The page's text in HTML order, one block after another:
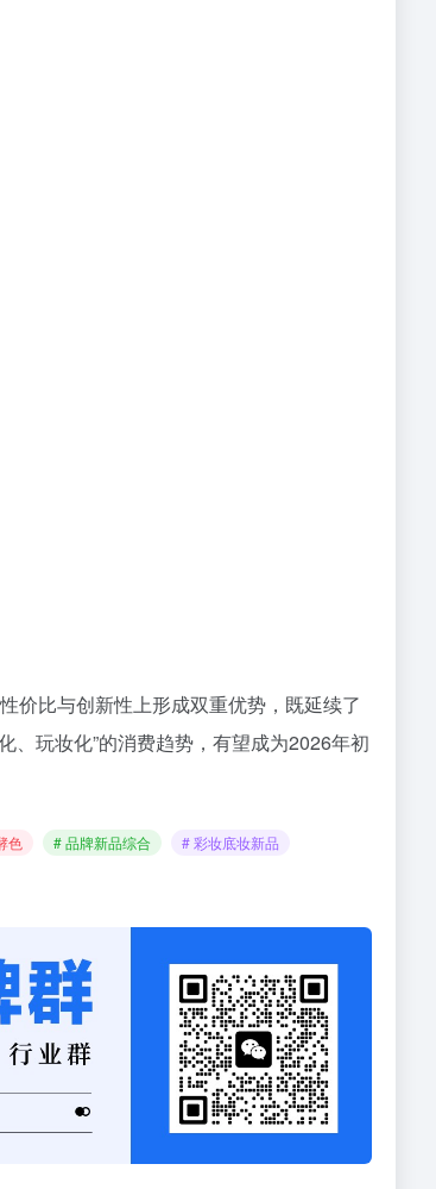
价比与创新性上形成双重优势，既延续了
、玩妆化”的消费趋势，有望成为2026年初
色 # 品牌新品综合
# 彩妆底妆新品